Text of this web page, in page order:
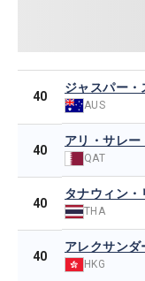
40
ジャスパー・
AUS
40
アリ・サレ
QAT
40
タナウィン・
THA
40
アレクサンダ
HKG